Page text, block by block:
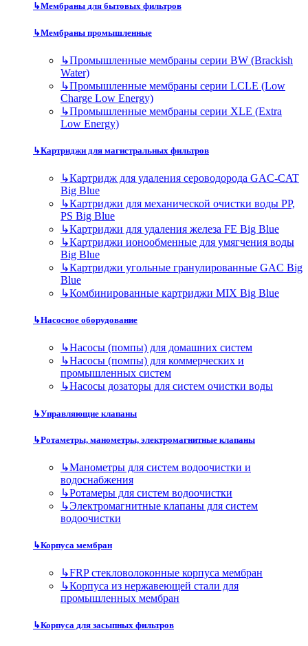
↳Мембраны для бытовых фильтров
↳Мембраны промышленные
↳Промышленные мембраны серии BW (Brackish
Water)
↳Промышленные мембраны серии LCLE (Low
Charge Low Energy)
↳Промышленные мембраны серии XLE (Extra
Low Energy)
↳Картриджи для магистральных фильтров
↳Картридж для удаления сероводорода GAC-CAT
Big Blue
↳Картриджи для механической очистки воды PP,
PS Big Blue
↳Картриджи для удаления железа FE Big Blue
↳Картриджи ионообменные для умягчения воды
Big Blue
↳Картриджи угольные гранулированные GAC Big
Blue
↳Комбинированные картриджи MIX Big Blue
↳Насосное оборудование
↳Насосы (помпы) для домашних систем
↳Насосы (помпы) для коммерческих и
промышленных систем
↳Насосы дозаторы для систем очистки воды
↳Управляющие клапаны
↳Ротаметры, манометры, электромагнитные клапаны
↳Манометры для систем водоочистки и
водоснабжения
↳Ротамеры для систем водоочистки
↳Электромагнитные клапаны для систем
водоочистки
↳Корпуса мембран
↳FRP стекловолоконные корпуса мембран
↳Корпуса из нержавеющей стали для
промышленных мембран
↳Корпуса для засыпных фильтров